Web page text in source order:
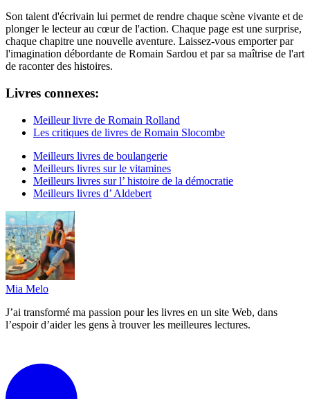
Son talent d'écrivain lui permet de rendre chaque scène vivante et de
plonger le lecteur au cœur de l'action. Chaque page est une surprise,
chaque chapitre une nouvelle aventure. Laissez-vous emporter par
l'imagination débordante de Romain Sardou et par sa maîtrise de l'art
de raconter des histoires.
Livres connexes:
Meilleur livre de Romain Rolland
Les critiques de livres de Romain Slocombe
Meilleurs livres de boulangerie
Meilleurs livres sur le vitamines
Meilleurs livres sur l’ histoire de la démocratie
Meilleurs livres d’ Aldebert
Mia Melo
J’ai transformé ma passion pour les livres en un site Web, dans
l’espoir d’aider les gens à trouver les meilleures lectures.